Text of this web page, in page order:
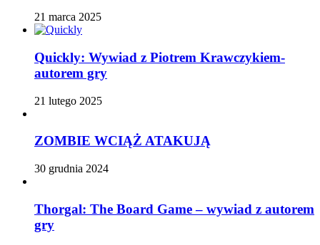
21 marca 2025
Quickly: Wywiad z Piotrem Krawczykiem-
autorem gry
21 lutego 2025
ZOMBIE WCIĄŻ ATAKUJĄ
30 grudnia 2024
Thorgal: The Board Game – wywiad z autorem
gry